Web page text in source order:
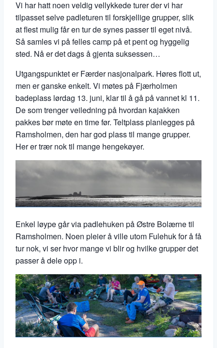
Vi har hatt noen veldig vellykkede turer der vi har
tilpasset selve padleturen til forskjellige grupper, slik
at flest mulig får en tur de synes passer til eget nivå.
Så samles vi på felles camp på et pent og hyggelig
sted. Nå er det dags å gjenta suksessen…
Utgangspunktet er Færder nasjonalpark. Høres flott ut,
men er ganske enkelt. Vi møtes på Fjærholmen
badeplass lørdag 13. juni, klar til å gå på vannet kl 11.
De som trenger veiledning på hvordan kajakken
pakkes bør møte en time før. Teltplass planlegges på
Ramsholmen, den har god plass til mange grupper.
Her er trær nok til mange hengekøyer.
Enkel løype går via padlehuken på Østre Bolærne til
Ramsholmen. Noen pleier å ville utom Fulehuk for å få
tur nok, vi ser hvor mange vi blir og hvilke grupper det
passer å dele opp i.